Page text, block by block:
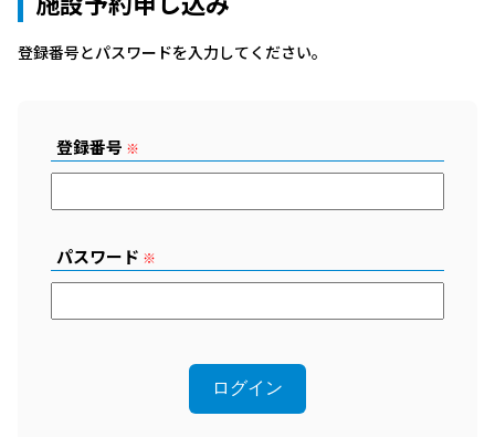
登録番号とパスワードを⼊⼒してください。
登録番号 ※
パスワード ※